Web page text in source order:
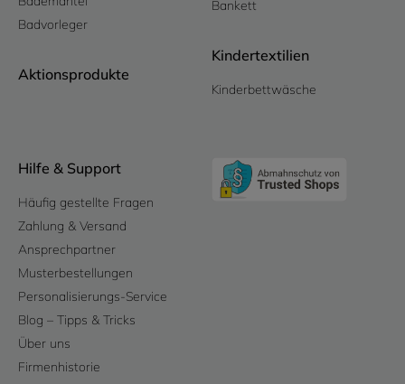
Badvorleger
Aktionsprodukte
Bankett
Kindertextilien
Kinderbettwäsche
Hilfe & Support
Häufig gestellte Fragen
Zahlung & Versand
Ansprechpartner
Musterbestellungen
Personalisierungs-Service
Blog – Tipps & Tricks
Über uns
Firmenhistorie